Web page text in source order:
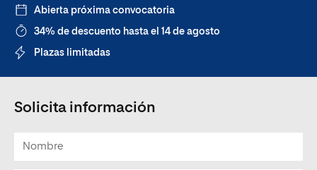
Abierta próxima convocatoria
34% de descuento hasta el 14 de agosto
Plazas limitadas
Solicita información